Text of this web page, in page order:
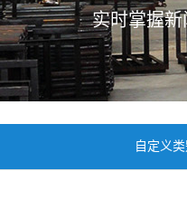
实时掌握
自定义类